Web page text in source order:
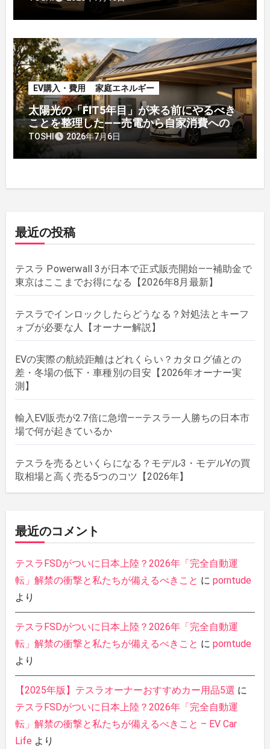
EV購入・費用 家庭エネルギー
太陽光の「FIT5年目」が来る前にやるべき
ことを整理した——売電から自家消費への戦
略転換
TOSHI 2026年7月6日
最近の投稿
テスラ Powerwall 3が日本で正式販売開始——補助金で
東京はここまでお得になる【2026年8月最新】
テスラでインロックしたらどうなる？対処法とキーフ
ォブが必要な人【オーナー解説】
EVの実際の航続距離はどれくらい？カタログ値との
差・冬場の低下・車種別の目安【2026年オーナー実
測】
輸入EV販売が2.7倍に急増——テスラ一人勝ちの日本市
場で何が起きているか
テスラを売るといくらになる？モデル3・モデルYの買
取相場と高く売る5つのコツ【2026年】
最近のコメント
テスラFSDがついに日本上陸？2026年「完全自動運
転」解禁の衝撃と私たちが備えるべきこと に porntude
より
テスラFSDがついに日本上陸？2026年「完全自動運
転」解禁の衝撃と私たちが備えるべきこと に porntude
より
【2025年版】テスラオーナーおすすめカー用品5選 に
テスラFSDがついに日本上陸？2026年「完全自動運
転」解禁の衝撃と私たちが備えるべきこと – EV Car
Life より